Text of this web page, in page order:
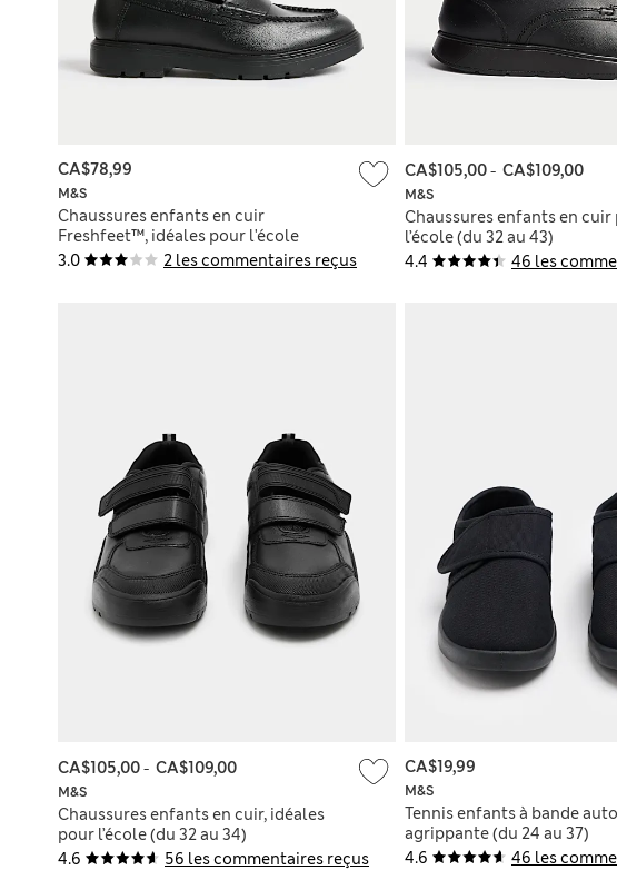
3.0 2 les commentaires reçus
M&S
Chaussures enfants en cuir
Freshfeet™, idéales pour l'école
CA$78,99
4.4 46 les
M&S
Chaussures enfants en cuir
l’école (du 32 au 43)
CA$105,00- CA$109,00
4.6 56 les commentaires reçus
M&S
Chaussures enfants en cuir, idéales
pour l’école (du 32 au 34)
CA$105,00- CA$109,00
4.6 46 les
M&S
Tennis enfants à bande
agrippante (du 24 au 37)
CA$19,99